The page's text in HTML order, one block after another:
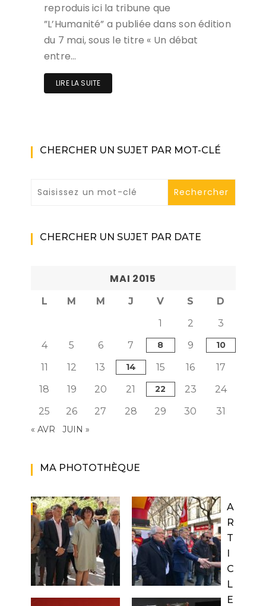
reproduis ici la tribune que
”L’Humanité” a publiée dans son édition
du 7 mai, sous le titre « Un débat
entre…
LIRE LA SUITE
CHERCHER UN SUJET PAR MOT-CLÉ
CHERCHER UN SUJET PAR DATE
MAI 2015
L M M J V S
D
1
2
3
4
5 6 7 8 9 10
11 12 13 14 15 16
17
18
19 20 21 22 23
24
25
26 27 28 29 30 31
« AVR JUIN »
MA PHOTOTHÈQUE
A
R
T
I
C
L
E